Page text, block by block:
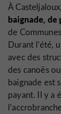
À
baignade, de
de
Durant l’été,
avec des
des canoës
baignade est
payant. Il y a